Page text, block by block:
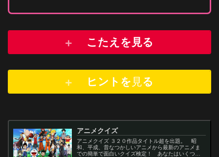
こたえを見る
ヒントを 見る
アニメクイズ
アニメクイズ ３２０作品タイトル超を出題。 昭
和、平成、昔なつかしいアニメから最新のアニメま
での簡単で面白いクイズ検定！ あなたはいくつわ